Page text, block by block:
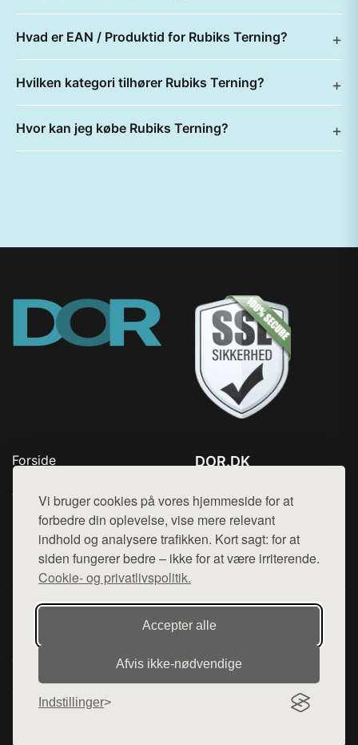
Vi bruger cookies på vores hjemmeside for at
forbedre din oplevelse, vise mere relevant
indhold og analysere trafikken. Kort sagt: for at
siden fungerer bedre – ikke for at være irriterende.
Cookie- og privatlivspolitik.
Accepter alle
Afvis ikke‑nødvendige
Indstillinger
Hvad er EAN / Produktid for Rubiks Terning?
Hvilken kategori tilhører Rubiks Terning?
Hvor kan jeg købe Rubiks Terning?
Forside
Top Rabatter
Kontakt
DOR.DK
Mail: hej@want.dk
Cookie- og privatlivspolitik
Denne side er en del af want.dk, der udgiver en række
hjemmesider med præsentation af forskellige produkter fra
diverse webshops. Der sælges ikke varer fra denne side - vi
henviser til de shops, som sælger varen. Vi har heller ikke
varerne på lager.